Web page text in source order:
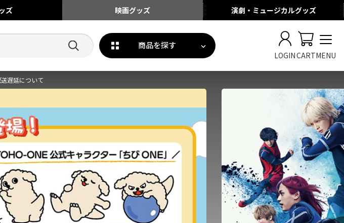
ズ 映画グッズ 演劇・ミュージカルグッズ
商品を探す
LOGINCARTMENU
遅延について